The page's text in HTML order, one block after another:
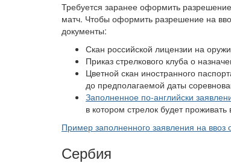
Требуется заранее оформить
матч. Чтобы оформить разрешение на
документы:
Скан российской лицензии на
Приказ стрелкового клуба о
Цветной скан иностранного
до предполагаемой даты
Заполненное по-английски
в котором стрелок будет
Пример заполненного заявления на ввоз
Сербия